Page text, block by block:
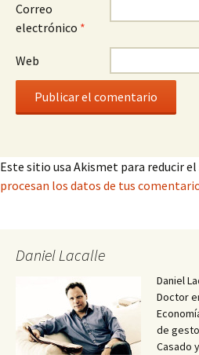
Correo
electrónico *
Web
Este sitio usa Akismet para reducir el
procesan los datos de tus
Daniel Lacalle
Daniel
Doctor
de
Casado